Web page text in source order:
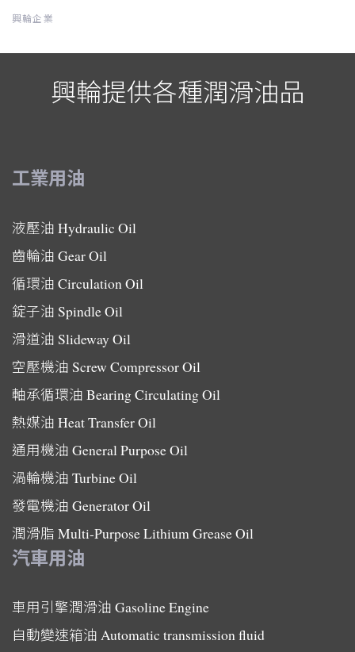
興輪企業
興輪提供各種潤滑油品
工業用油
液壓油 Hydraulic Oil
齒輪油 Gear Oil
循環油 Circulation Oil
錠子油 Spindle Oil
滑道油 Slideway Oil
空壓機油 Screw Compressor Oil
軸承循環油 Bearing Circulating Oil
熱媒油 Heat Transfer Oil
通用機油 General Purpose Oil
渦輪機油 Turbine Oil
發電機油 Generator Oil
潤滑脂 Multi-Purpose Lithium Grease Oil
汽車用油
車用引擎潤滑油 Gasoline Engine
自動變速箱油 Automatic transmission fluid